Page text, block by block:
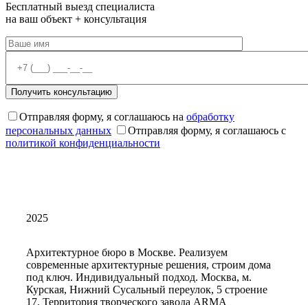
Бесплатный выезд специалиста
на ваш объект + консультация
Отправляя форму, я соглашаюсь на обработку
персональных данных
Отправляя форму, я соглашаюсь с
политикой конфиденциальности
2025
Архитектурное бюро в Москве. Реализуем
современные архитектурные решения, строим дома
под ключ. Индивидуальный подход. Москва, м.
Курская, Нижний Сусальный переулок, 5 строение
17. Территория творческого завода ARMA